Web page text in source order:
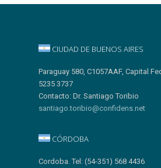
CIUDAD DE BUENOS AIRES
Paraguay 580, C1057AAF, Capital
5235 3737
Contacto: Dr. Santiago Toribio
santiago.toribio@confidens.net
CÓRDOBA
Cordoba. Tel: (54-351) 568 4436